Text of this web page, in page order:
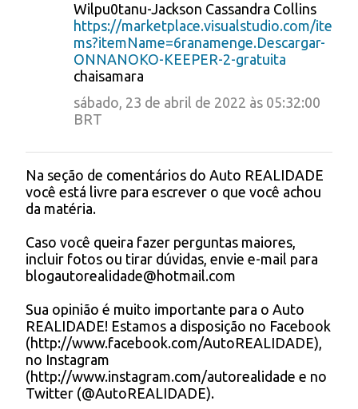
r
i
o
s
Wilpu0tanu-Jackson Cassandra Collins
https://marketplace.visualstudio.com/ite
ms?itemName=6ranamenge.Descargar-
ONNANOKO-KEEPER-2-gratuita
chaisamara
sábado, 23 de abril de 2022 às 05:32:00
BRT
P
o
s
a
r
u
c
o
m
e
n
t
Na seção de comentários do Auto REALIDADE
você está livre para escrever o que você achou
da matéria.
Caso você queira fazer perguntas maiores,
incluir fotos ou tirar dúvidas, envie e-mail para
blogautorealidade@hotmail.com
Sua opinião é muito importante para o Auto
REALIDADE! Estamos a disposição no Facebook
(http://www.facebook.com/AutoREALIDADE),
no Instagram
(http://www.instagram.com/autorealidade e no
Twitter (@AutoREALIDADE).